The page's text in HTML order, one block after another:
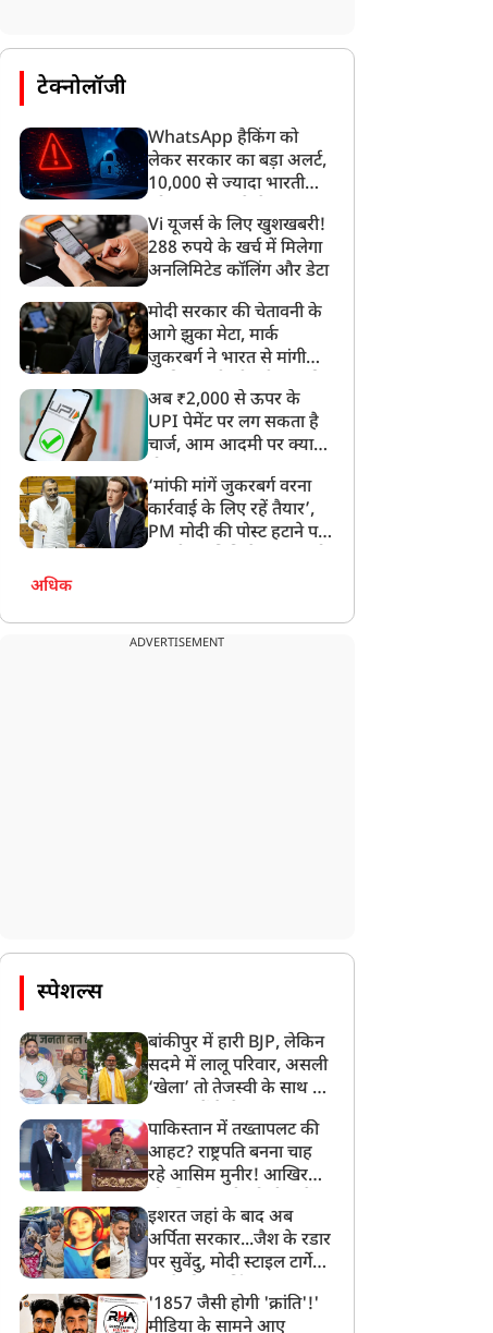
दुनिया
टेक्नोलॉजी
WhatsApp हैकिंग को
लेकर सरकार का बड़ा अलर्ट,
10,000 से ज्यादा भारतीयों
गया
Vi यूजर्स के लिए खुशखबरी!
288 रुपये के खर्च में मिलेगा
अनलिमिटेड कॉलिंग और डेटा
मोदी सरकार की चेतावनी के
आगे झुका मेटा, मार्क
ज़ुकरबर्ग ने भारत से मांगी
अब ₹2,000 से ऊपर के
UPI पेमेंट पर लग सकता है
चार्ज, आम आदमी पर क्या
‘मांफी मांगें जुकरबर्ग वरना
कार्रवाई के लिए रहें तैयार’,
PM मोदी की पोस्ट हटाने पर
अधिक
ADVERTISEMENT
स्पेशल्स
बांकीपुर में हारी BJP, लेकिन
सदमे में लालू परिवार, असली
‘खेला’ तो तेजस्वी के साथ हो
पाकिस्तान में तख्तापलट की
आहट? राष्ट्रपति बनना चाह
रहे आसिम मुनीर! आखिर
बनाया मोहरा?
इशरत जहां के बाद अब
अर्पिता सरकार...जैश के रडार
पर सुवेंदु, मोदी स्टाइल टार्गेट
बड़ा एक्शन!
'1857 जैसी होगी 'क्रांति'!'
मीडिया के सामने आए